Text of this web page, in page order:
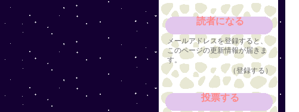
読者になる
メールアドレスを登録すると、
このページの更新情報が届きま
す。
（登録する）
投票する